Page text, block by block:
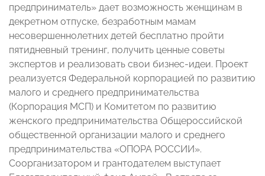
предприниматель» дает возможность женщинам в
декретном отпуске, безработным мамам
несовершеннолетних детей бесплатно пройти
пятидневный тренинг, получить ценные советы
экспертов и реализовать свои бизнес-идеи. Проект
реализуется Федеральной корпорацией по развитию
малого и среднего предпринимательства
(Корпорация МСП) и Комитетом по развитию
женского предпринимательства Общероссийской
общественной организации малого и среднего
предпринимательства «ОПОРА РОССИИ».
Соорганизатором и грантодателем выступает